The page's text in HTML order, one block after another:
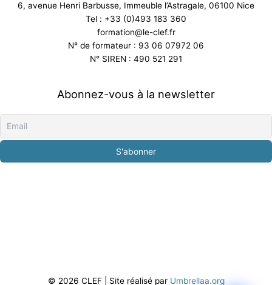
6, avenue Henri Barbusse, Immeuble l’Astragale, 06100 Nice
Tel : +33 (0)493 183 360
formation@le-clef.fr
N° de formateur : 93 06 07972 06
N° SIREN : 490 521 291
Abonnez-vous à la newsletter
© 2026 CLEF | Site réalisé par Umbrellaa.org